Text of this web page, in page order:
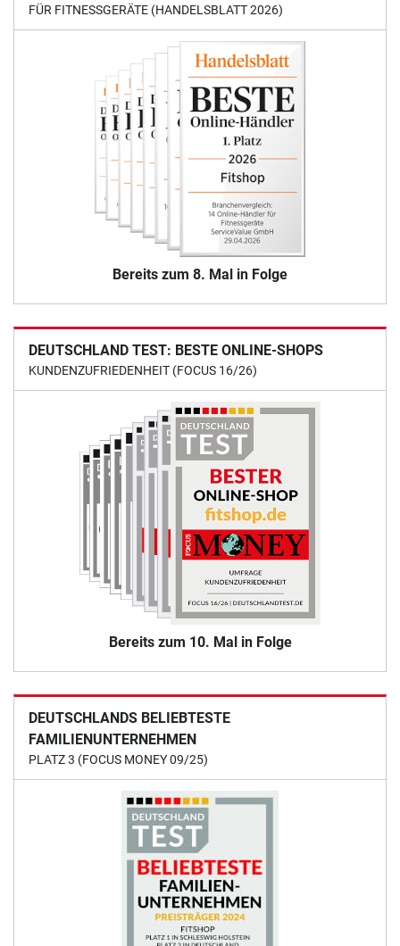
FÜR FITNESSGERÄTE (HANDELSBLATT 2026)
Bereits zum 8. Mal in Folge
DEUTSCHLAND TEST: BESTE ONLINE-SHOPS
KUNDENZUFRIEDENHEIT (FOCUS 16/26)
Bereits zum 10. Mal in Folge
DEUTSCHLANDS BELIEBTESTE
FAMILIENUNTERNEHMEN
PLATZ 3 (FOCUS MONEY 09/25)